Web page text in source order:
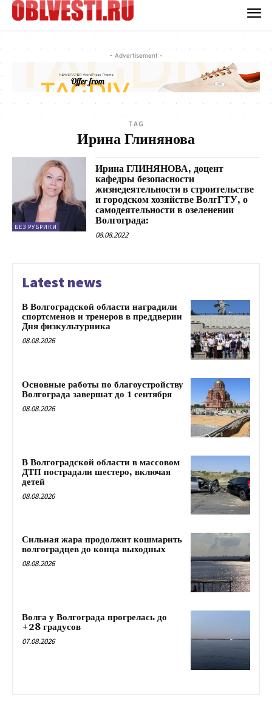
- Advertisement -
TAG
Ирина Глинянова
БЕЗ РУБРИКИ
Ирина ГЛИНЯНОВА, доцент
кафедры безопасности
жизнедеятельности в строительстве
и городском хозяйстве ВолгГТУ, о
самодеятельности в озеленении
Волгограда:
08.08.2022
Latest news
В Волгоградской области наградили
спортсменов и тренеров в преддверии
Дня физкультурника
08.08.2026
Основные работы по благоустройству
Волгограда завершат до 1 сентября
08.08.2026
В Волгоградской области в массовом
ДТП пострадали шестеро, включая
детей
08.08.2026
Сильная жара продолжит кошмарить
волгоградцев до конца выходных
08.08.2026
Волга у Волгограда прогрелась до
+28 градусов
07.08.2026